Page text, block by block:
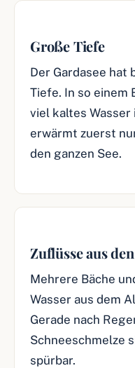
Große Tiefe
Der Gardasee hat
Tiefe. In so einem
viel kaltes Wasser
erwärmt zuerst
den ganzen See.
Zuflüsse aus
Mehrere Bäche
Wasser aus dem
Gerade nach
Schneeschmelze
spürbar.